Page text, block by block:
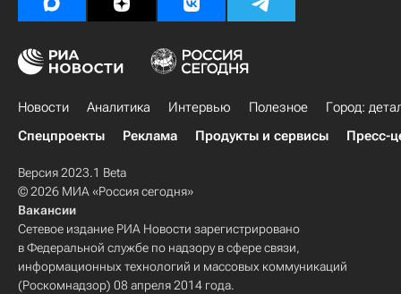
Новости Аналитика Интервью Полезное
Город:
Спецпроекты
Реклама Продукты и сервисы Пресс-
Версия 2023.1 Beta
© 2026 МИА «Россия сегодня»
Вакансии
Сетевое издание РИА Новости зарегистрировано
в Федеральной службе по надзору в сфере связи,
информационных технологий и массовых коммуникаций
(Роскомнадзор) 08 апреля 2014 года.